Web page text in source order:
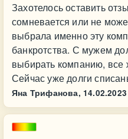
Захотелось оставить
сомневается или не
выбрала именно эту
банкротства. С мужем
выбирать компанию, все
Сейчас уже долги
Яна Трифанова, 14.02.2023